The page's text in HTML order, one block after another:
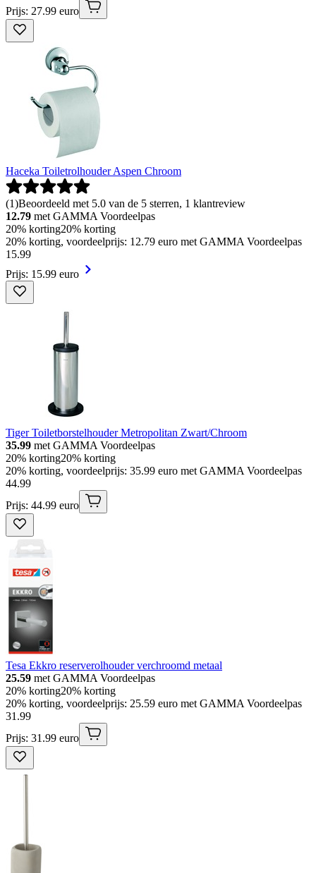
Prijs: 27.99 euro
Haceka Toiletrolhouder Aspen Chroom
(1)Beoordeeld met 5.0 van de 5 sterren, 1 klantreview
12.79 met GAMMA Voordeelpas
20% korting20% korting
20% korting, voordeelprijs: 12.79 euro met GAMMA Voordeelpas
15.99
Prijs: 15.99 euro
Tiger Toiletborstelhouder Metropolitan Zwart/Chroom
35.99 met GAMMA Voordeelpas
20% korting20% korting
20% korting, voordeelprijs: 35.99 euro met GAMMA Voordeelpas
44.99
Prijs: 44.99 euro
Tesa Ekkro reserverolhouder verchroomd metaal
25.59 met GAMMA Voordeelpas
20% korting20% korting
20% korting, voordeelprijs: 25.59 euro met GAMMA Voordeelpas
31 .99
Prijs: 31.99 euro